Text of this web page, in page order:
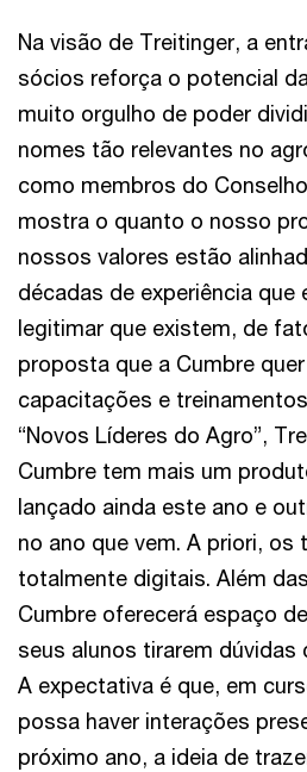
Na visão de Treitinger, a
sócios reforça o potencial
muito orgulho de poder
nomes tão relevantes no
como membros do
mostra o quanto o nosso
nossos valores estão
décadas de experiência que
legitimar que existem, de
proposta que a Cumbre
capacitações e
“Novos Líderes do Agro”,
Cumbre tem mais um
lançado ainda este ano e
no ano que vem. A priori, os
totalmente digitais. Além
Cumbre oferecerá espaço
seus alunos tirarem
A expectativa é que, em
possa haver interações
próximo ano, a ideia de